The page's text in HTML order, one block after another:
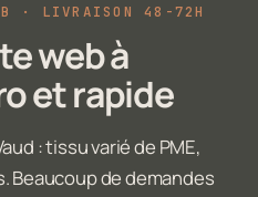
· LIVRAISON 48-72H
web à
et rapide
: tissu varié de PME,
Beaucoup de demandes